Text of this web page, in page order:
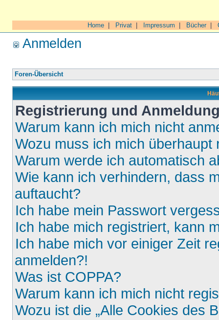
Home Privat Impressum Bücher|
Anmelden
Foren-Übersicht
Registrierung und
Warum kann ich mich nicht
Wozu muss ich mich überhaupt
Warum werde ich automatisch
Wie kann ich verhindern, dass
auftaucht?
Ich habe mein Passwort
Ich habe mich registriert, kann
Ich habe mich vor einiger Zeit
anmelden?!
Was ist COPPA?
Warum kann ich mich nicht
Wozu ist die „Alle Cookies des